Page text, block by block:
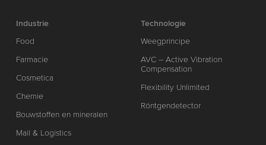
Industrie
Food
Farmacie
Cosmetica
Chemie
Bouwstoffen en mineralen
Mail & Logistics
Technologie
Weegprincipe
AVC – Active Vibration
Compensation
Flexibility Unlimited
Röntgendetector